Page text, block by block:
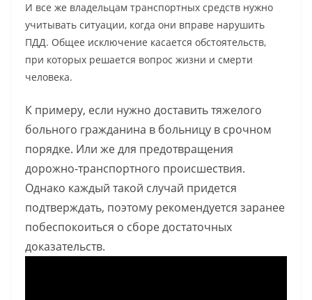
И все же владельцам транспортных средств нужно
учитывать ситуации, когда они вправе нарушить
ПДД. Общее исключение касается обстоятельств,
при которых решается вопрос жизни и смерти
человека.
К примеру, если нужно доставить тяжелого
больного гражданина в больницу в срочном
порядке. Или же для предотвращения
дорожно-транспортного происшествия.
Однако каждый такой случай придется
подтверждать, поэтому рекомендуется заранее
побеспокоиться о сборе достаточных
доказательств.